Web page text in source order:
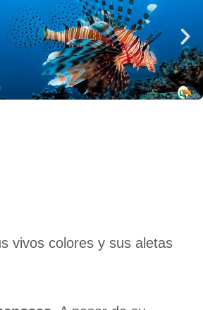
vivos colores y sus aletas